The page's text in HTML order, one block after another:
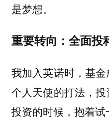
是梦想。
重要转向：全面投
我加入英诺时，基
个人天使的打法，
投资的时候，抱着试